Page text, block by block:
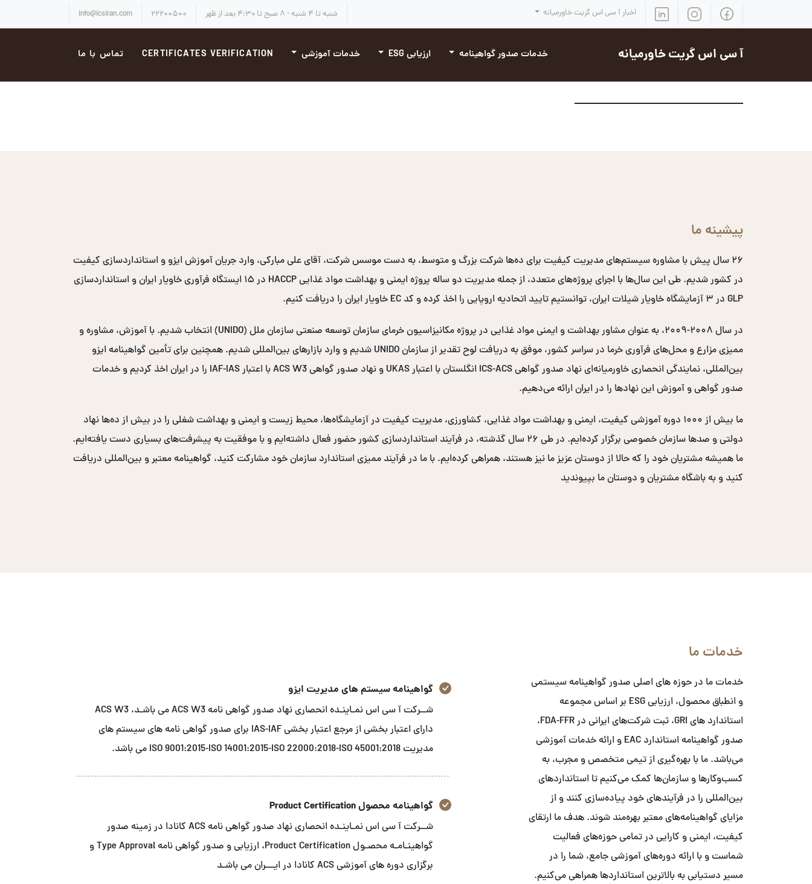
اخبار آ سی اس گریت خاورمیانه شنبه تا ۴ شنبه - ۸ صبح تا ۴:۳۰ بعد از ظهر ۲۲۲۰۰۵۰۰ info@icsiran.com
آ سی اس گریت خاورمیانه خدمات صدور گواهینامه ارزیابی ESG خدمات آموزشی CERTIFICATES VERIFICATION تماس با ما
پیشینه ما
۲۶ سال پیش با مشاوره سیستم‌های مدیریت کیفیت برای ده‌ها شرکت بزرگ و متوسط، به دست موسس شرکت، آقای علی مبارکی، وارد جریان آموزش ایزو و استانداردسازی کیفیت
در کشور شدیم. طی این سال‌ها با اجرای پروژه‌های متعدد، از جمله مدیریت دو ساله پروژه ایمنی و بهداشت مواد غذایی HACCP در ۱۵ ایستگاه فرآوری خاویار ایران و استانداردسازی
GLP در ۳ آزمایشگاه خاویار شیلات ایران، توانستیم تایید اتحادیه اروپایی را اخذ کرده و کد EC خاویار ایران را دریافت کنیم.
در سال ۲۰۰۸-۲۰۰۹، به عنوان مشاور بهداشت و ایمنی مواد غذایی در پروژه مکانیزاسیون خرمای سازمان توسعه صنعتی سازمان ملل (UNIDO) انتخاب شدیم. با آموزش، مشاوره و
ممیزی مزارع و محل‌های فرآوری خرما در سراسر کشور، موفق به دریافت لوح تقدیر از سازمان UNIDO شدیم و وارد بازارهای بین‌المللی شدیم. همچنین برای تأمین گواهینامه ایزو
بین‌المللی، نمایندگی انحصاری خاورمیانه‌ای نهاد صدور گواهی ICS-ACS انگلستان با اعتبار UKAS و نهاد صدور گواهی ACS W3 با اعتبار IAF-IAS را در ایران اخذ کردیم و خدمات
صدور گواهی و آموزش این نهادها را در ایران ارائه می‌دهیم.
ما بیش از ۱۰۰۰ دوره آموزشی کیفیت، ایمنی و بهداشت مواد غذایی، کشاورزی، مدیریت کیفیت در آزمایشگاه‌ها، محیط زیست و ایمنی و بهداشت شغلی را در بیش از ده‌ها نهاد
دولتی و صدها سازمان خصوصی برگزار کرده‌ایم. در طی ۲۶ سال گذشته، در فرآیند استانداردسازی کشور حضور فعال داشته‌ایم و با موفقیت به پیشرفت‌های بسیاری دست یافته‌ایم.
ما همیشه مشتریان خود را که حالا از دوستان عزیز ما نیز هستند، همراهی کرده‌ایم. با ما در فرآیند ممیزی استاندارد سازمان خود مشارکت کنید، گواهینامه معتبر و بین‌المللی دریافت
کنید و به باشگاه مشتریان و دوستان ما بپیوندید
خدمات ما
خدمات ما در حوزه های اصلی صدور گواهینامه سیستمی
و انطباق محصول، ارزیابی ESG بر اساس مجموعه
استاندارد های GRI، ثبت شرکت‌های ایرانی در FDA-FFR،
صدور گواهینامه استاندارد EAC و ارائه خدمات آموزشی
می‌باشد. ما با بهره‌گیری از تیمی متخصص و مجرب، به
کسب‌وکارها و سازمان‌ها کمک می‌کنیم تا استانداردهای
بین‌المللی را در فرآیندهای خود پیاده‌سازی کنند و از
مزایای گواهینامه‌های معتبر بهره‌مند شوند. هدف ما ارتقای
کیفیت، ایمنی و کارایی در تمامی حوزه‌های فعالیت
شماست و با ارائه دوره‌های آموزشی جامع، شما را در
مسیر دستیابی به بالاترین استانداردها همراهی می‌کنیم.
گواهینامه سیستم های مدیریت ایزو
شــرکت آ سی اس نمـاینـده انحصاری نهاد صدور گواهی نامه ACS W3 می باشـد، ACS W3
دارای اعتبار بخشی از مرجع اعتبار بخشی IAS-IAF برای صدور گواهی نامه های سیستم های
مدیریت ISO 9001:2015-ISO 14001:2015-ISO 22000:2018-ISO 45001:2018 می باشد.
گواهینامه محصول Product Certification
شــرکت آ سی اس نمـاینـده انحصاری نهاد صدور گواهی نامه ACS کانادا در زمینه صدور
گواهینـامـه محصـول Product Certification، ارزیابی و صدور گواهی نامه Type Approval و
برگزاری دوره های آموزشی ACS کانادا در ایـــران می باشـد